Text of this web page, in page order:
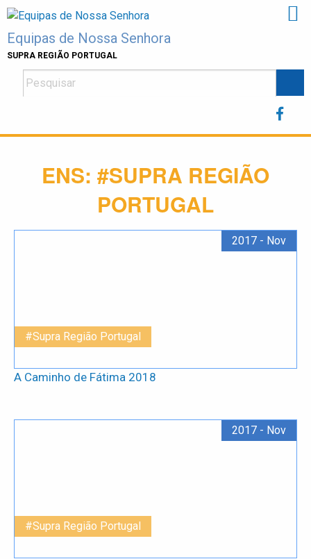
Skip
content
Equipas de Nossa Senhora
SUPRA REGIÃO PORTUGAL
ENS: #SUPRA REGIÃO
PORTUGAL
#Supra Região Portugal
2017 - Nov
A Caminho de Fátima 2018
#Supra Região Portugal
2017 - Nov